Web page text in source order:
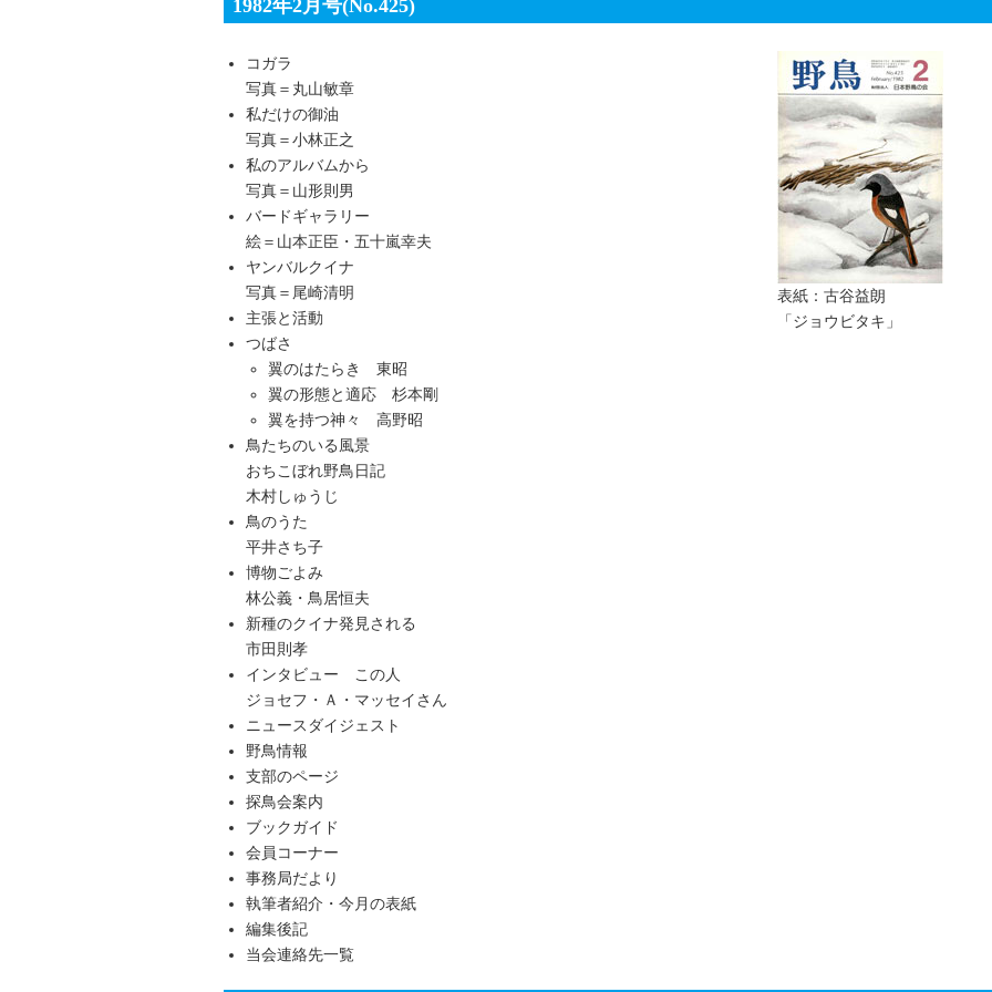
1982年2月号(No.425)
表紙：古谷益朗
「ジョウビタキ」
コガラ
写真＝丸山敏章
私だけの御油
写真＝小林正之
私のアルバムから
写真＝山形則男
バードギャラリー
絵＝山本正臣・五十嵐幸夫
ヤンバルクイナ
写真＝尾崎清明
主張と活動
つばさ
翼のはたらき 東昭
翼の形態と適応 杉本剛
翼を持つ神々 高野昭
鳥たちのいる風景
おちこぼれ野鳥日記
木村しゅうじ
鳥のうた
平井さち子
博物ごよみ
林公義・鳥居恒夫
新種のクイナ発見される
市田則孝
インタビュー この人
ジョセフ・Ａ・マッセイさん
ニュースダイジェスト
野鳥情報
支部のページ
探鳥会案内
ブックガイド
会員コーナー
事務局だより
執筆者紹介・今月の表紙
編集後記
当会連絡先一覧